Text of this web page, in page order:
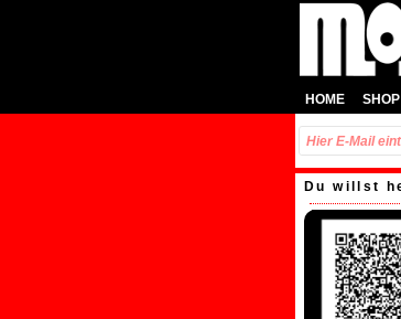
HOME SHOP
Du willst